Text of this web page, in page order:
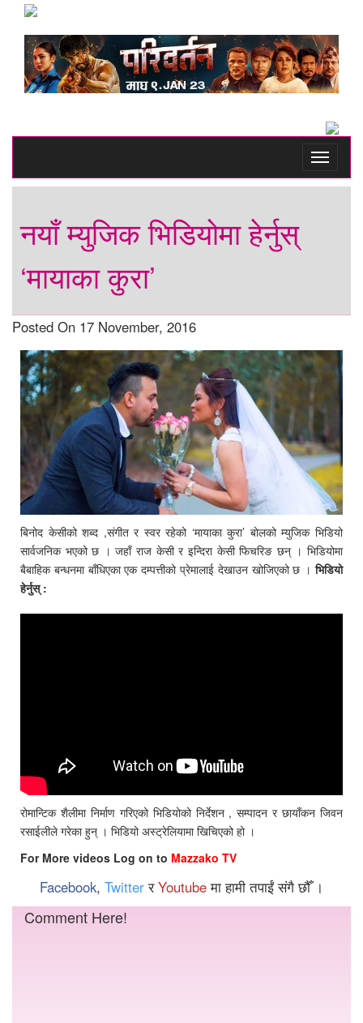
Toggle
नयाँ म्युजिक भिडियोमा हेर्नुस्
‘मायाका कुरा’
Posted On 17 November, 2016
बिनोद केसीको शब्द ,संगीत र स्वर रहेको ‘मायाका कुरा’ बोलको म्युजिक भिडियो
सार्वजनिक भएको छ । जहाँ राज केसी र इन्दिरा केसी फिचरिङ छन् । भिडियोमा
बैबाहिक बन्धनमा बाँधिएका एक दम्पत्तीको प्रेमालाई देखाउन खोजिएको छ ।भिडियो
हेर्नुस् :
रोमान्टिक शैलीमा निर्माण गरिएको भिडियोको निर्देशन , सम्पादन र छायाँकन जिवन
रसाईलीले गरेका हुन् । भिडियो अस्ट्रेलियामा खिचिएको हो ।
For More videos Log on to Mazzako TV
Facebook, TwitterरYoutubeमा हामी तपाईं संगै छौँ ।
Comment Here!